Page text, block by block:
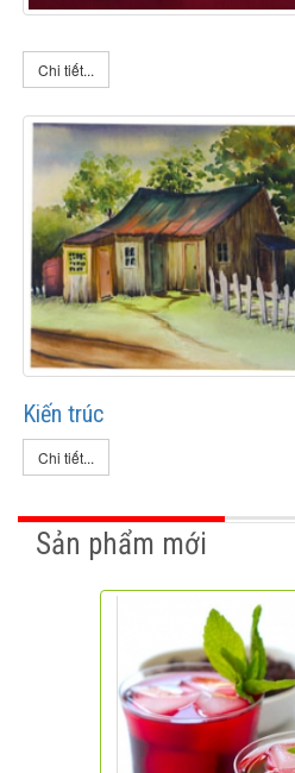
Chi tiết...
Kiến trúc
Chi tiết...
Sản phẩm mới